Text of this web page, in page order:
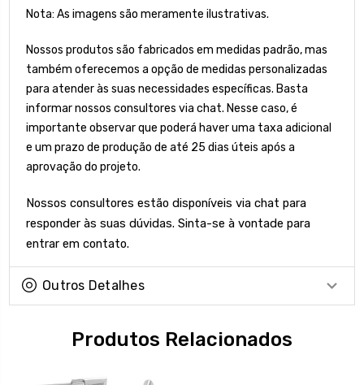
Nota: As imagens são meramente ilustrativas.
Nossos produtos são fabricados em medidas padrão, mas
também oferecemos a opção de medidas personalizadas
para atender às suas necessidades específicas. Basta
informar nossos consultores via chat. Nesse caso, é
importante observar que poderá haver uma taxa adicional
e um prazo de produção de até 25 dias úteis após a
aprovação do projeto.
Nossos consultores estão disponíveis via chat para
responder às suas dúvidas. Sinta-se à vontade para
entrar em contato.
Outros Detalhes
Produtos Relacionados